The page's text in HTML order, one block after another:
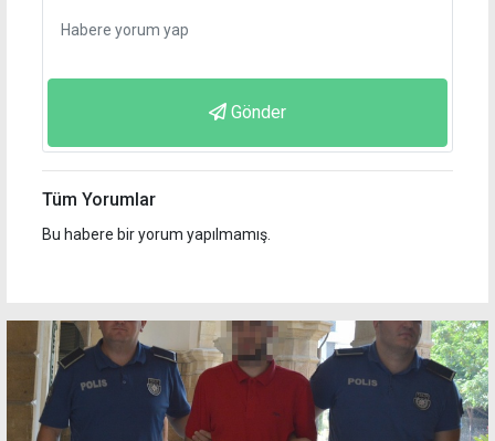
Gönder
Tüm Yorumlar
Bu habere bir yorum yapılmamış.